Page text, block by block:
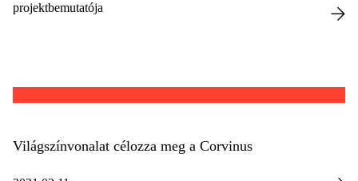
projektbemutatója
Világszínvonalat célozza meg a Corvinus